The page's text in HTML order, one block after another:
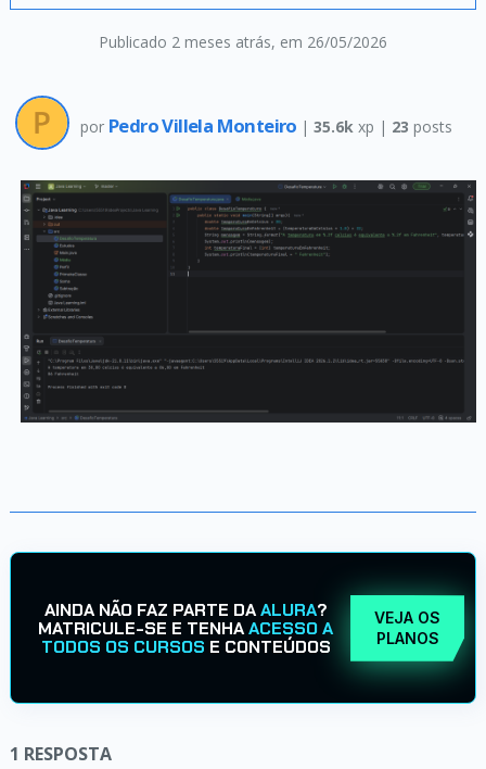
Publicado 2 meses atrás, em 26/05/2026
por Pedro Villela Monteiro |35.6k xp | 23 posts
AINDA NÃO FAZ PARTE DAALURA?
MATRICULE-SE E TENHAACESSO A
TODOS OS CURSOS E CONTEÚDOS
VEJA OS
PLANOS
1 RESPOSTA